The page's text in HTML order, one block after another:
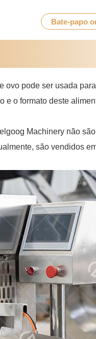
Bate-papo
pode ser usada
e o formato deste
Machinery não
são vendidos